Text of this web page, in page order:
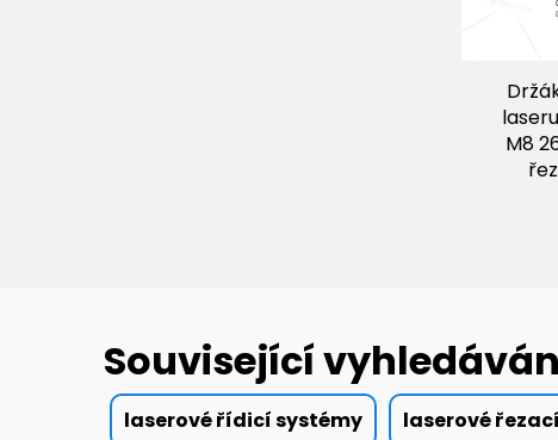
M8
Související
laserové řídicí systémy laserové